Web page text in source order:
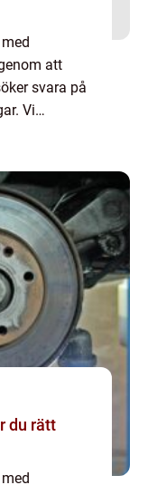
att
svara på
Vi